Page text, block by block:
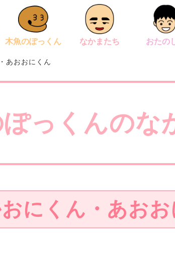
木魚のぽっくん なかまたち おたの
あおおにくん
っくんのな
にくん・あお